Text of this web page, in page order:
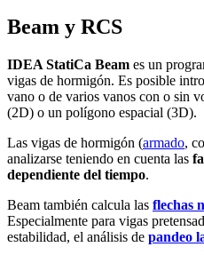
Beam y RCS
IDEA StatiCa Beam es un
vigas de hormigón. Es posible
vano o de varios vanos con o sin
(2D) o un polígono espacial (3D).
Las vigas de hormigón (armado,
analizarse teniendo en cuenta las
dependiente del tiempo.
Beam también calcula las flechas
Especialmente para vigas
estabilidad, el análisis de pandeo